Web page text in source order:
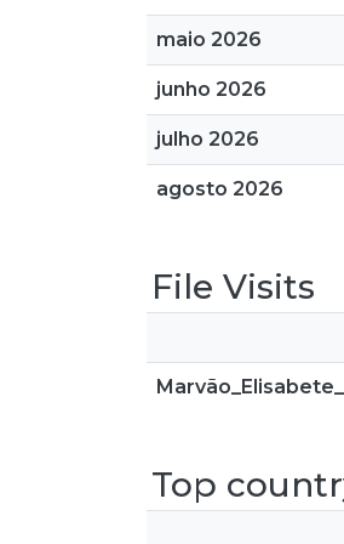
maio 2026
junho 2026
julho 2026
agosto 2026
File Visits
Top